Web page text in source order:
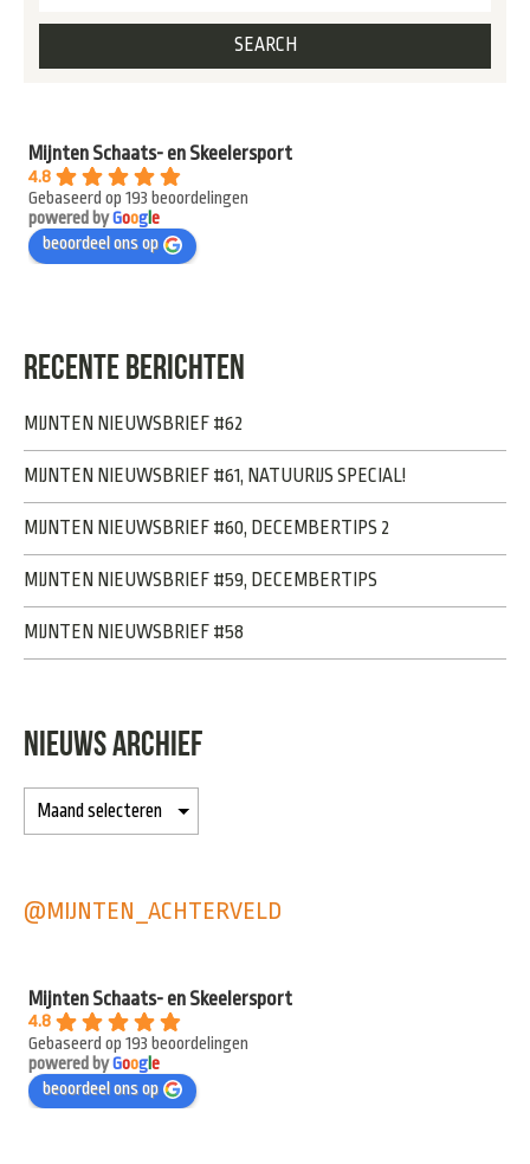
Mijnten Schaats- en Skeelersport
4.8
Gebaseerd op 193 beoordelingen
powered byGoogle
beoordeel ons op
RECENTE BERICHTEN
MIJNTEN NIEUWSBRIEF #62
MIJNTEN NIEUWSBRIEF #61, NATUURIJS SPECIAL!
MIJNTEN NIEUWSBRIEF #60, DECEMBERTIPS 2
MIJNTEN NIEUWSBRIEF #59, DECEMBERTIPS
MIJNTEN NIEUWSBRIEF #58
NIEUWS ARCHIEF
@MIJNTEN_ACHTERVELD
Mijnten Schaats- en Skeelersport
4.8
Gebaseerd op 193 beoordelingen
powered byGooge
beoordeel ons op